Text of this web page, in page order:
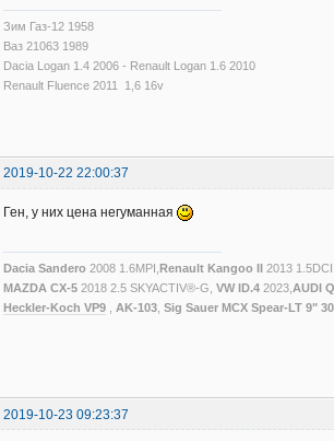
Зим Газ-12 1958
Ваз 21063 1989
Dacia Logan 1.4 2006 - Renault Logan 1.6 2010
Renault Fluence 2011 1,6 16v
2019-10-22 22:00:37
Ген, у них цена негуманная
Dacia Sandero 2008 1.6MPI, Renault Kangoo II 2013 1.5DCI,
MAZDA CX-5 2018 2.5 SKYACTIV®-G,VW ID.4 2023, AUDI
Heckler-Koch VP9
AK-103 ,Sig Sauer MCX Spear-LT 9"
2019-10-23 09:23:37